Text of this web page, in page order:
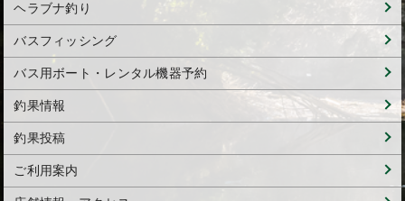
ヘラブナ釣り
バスフィッシング
バス用ボート・レンタル機器予約
釣果情報
釣果投稿
ご利用案内